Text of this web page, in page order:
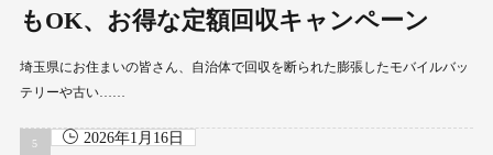
もOK、お得な定額回収キャンペーン
埼玉県にお住まいの皆さん、自治体で回収を断られた膨張したモバイルバッ
テリーや古い……
2026年1月16日